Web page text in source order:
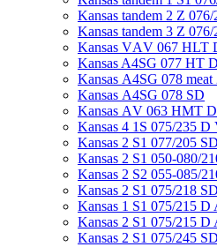
Kansas tandem 2 Z
Kansas tandem 3 Z
Kansas VАV 067 HLT
Kansas A4SG 077 HT D
Kansas А4SG 078
Kansas А4SG 078 SD
Kansas АV 063 HMT D
Kansas 4 1S 075/235 D
Kansas 2 S1 077/205
Kansas 2 S1 050-080/
Kansas 2 S2 055-085/
Kansas 2 S1 075/218
Kansas 1 S1 075/215 D
Kansas 2 S1 075/215 D
Kansas 2 S1 075/245